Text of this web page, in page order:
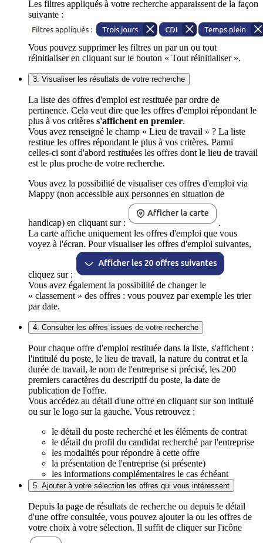
Les filtres appliqués à votre recherche apparaissent de la façon
suivante :
Vous pouvez supprimer les filtres un par un ou tout
réinitialiser en cliquant sur le bouton « Tout réinitialiser ».
3. Visualiser les résultats de votre recherche
La liste des offres d'emploi est restituée par ordre de
pertinence. Cela veut dire que les offres d'emploi répondant le
plus à vos critères s'affichent en premier.
Vous avez renseigné le champ « Lieu de travail » ? La liste
restitue les offres répondant le plus à vos critères. Parmi
celles-ci sont d'abord restituées les offres dont le lieu de travail
est le plus proche de votre recherche.
Vous avez la possibilité de visualiser ces offres d'emploi via
Mappy (non accessible aux personnes en situation de
handicap) en cliquant sur :
.
La carte affiche uniquement les offres d'emploi que vous
voyez à l'écran. Pour visualiser les offres d'emploi suivantes,
cliquez sur :
Vous avez également la possibilité de changer le
« classement » des offres : vous pouvez par exemple les trier
par date.
4. Consulter les offres issues de votre recherche
Pour chaque offre d'emploi restituée dans la liste, s'affichent :
l'intitulé du poste, le lieu de travail, la nature du contrat et la
durée de travail, le nom de l'entreprise si précisé, les 200
premiers caractères du descriptif du poste, la date de
publication de l'offre.
Vous accédez au détail d'une offre en cliquant sur son intitulé
ou sur le logo sur la gauche. Vous retrouvez :
le détail du poste recherché et les éléments de contrat
le détail du profil du candidat recherché par l'entreprise
les modalités pour répondre à cette offre
la présentation de l'entreprise (si présente)
les informations complémentaires le cas échéant
5. Ajouter à votre sélection les offres qui vous intéressent
Depuis la page de résultats de recherche ou depuis le détail
d'une offre consultée, vous pouvez ajouter la ou les offres de
votre choix à votre sélection. Il suffit de cliquer sur l'icône